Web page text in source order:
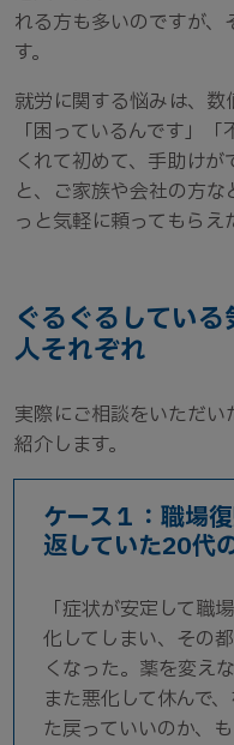
れる方も多いのですが
す。
就労に関する悩みは、数
「困っているんです」
くれて初めて、手助け
と、ご家族や会社の方
っと気軽に頼ってもらえ
ぐるぐるしてい
人それぞれ
実際にご相談をいただ
紹介します。
ケース１：職場
返していた20代
「症状が安定して職
化してしまい、その
くなった。薬を変え
また悪化して休んで
た戻っていいのか、